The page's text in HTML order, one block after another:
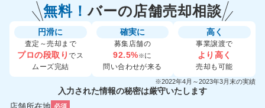
無料！バーの店舗売却相談
円滑に
査定～売却まで
プロの段取りでス
ムーズ完結
確実に
募集店舗の
92.5%※に
問い合わせが来る
高く
事業譲渡で
より高く
売却も可能
※2022年4月～2023年3月末の実績
入力された情報の秘密は厳守いたします
店舗所在地 必須